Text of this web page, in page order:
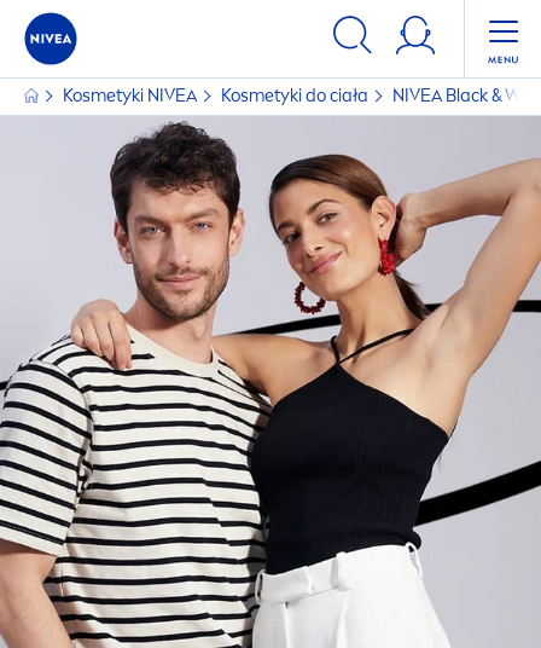
Kosmetyki NIVEA Kosmetyki do ciała NIVEA Black&